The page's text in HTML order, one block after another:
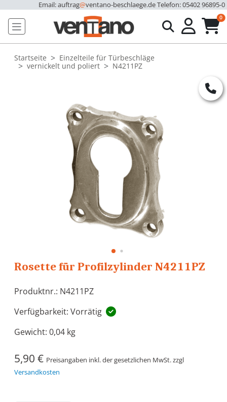
Email: auftrag@ventano-beschlaege.deTelefon: 05402 96895-0
0
Startseite
Einzelteile für Türbeschläge
vernickelt und poliert
N4211PZ
Rosette für Profilzylinder N4211PZ
Produktnr.: N4211PZ
Verfügbarkeit: Vorrätig
Gewicht: 0,04 kg
5,90 € Preisangaben inkl. der gesetzlichen MwSt. zzgl
Versandkosten